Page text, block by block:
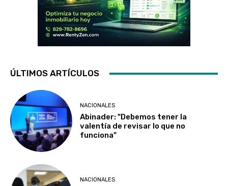
ÚLTIMOS ARTÍCULOS
NACIONALES
Abinader: "Debemos tener la
valentía de revisar lo que no
funciona"
NACIONALES